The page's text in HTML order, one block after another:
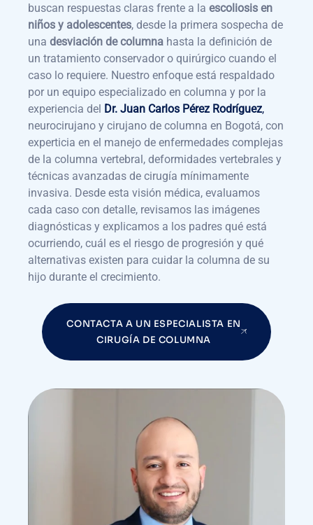
buscan respuestas claras frente a la escoliosis en
niños y adolescentes, desde la primera sospecha de
una desviación de columna hasta la definición de
un tratamiento conservador o quirúrgico cuando el
caso lo requiere. Nuestro enfoque está respaldado
por un equipo especializado en columna y por la
experiencia del Dr. Juan Carlos Pérez Rodríguez,
neurocirujano y cirujano de columna en Bogotá, con
experticia en el manejo de enfermedades complejas
de la columna vertebral, deformidades vertebrales y
técnicas avanzadas de cirugía mínimamente
invasiva. Desde esta visión médica, evaluamos
cada caso con detalle, revisamos las imágenes
diagnósticas y explicamos a los padres qué está
ocurriendo, cuál es el riesgo de progresión y qué
alternativas existen para cuidar la columna de su
hijo durante el crecimiento.
CONTACTA A UN ESPECIALISTA EN
CIRUGÍA DE COLUMNA